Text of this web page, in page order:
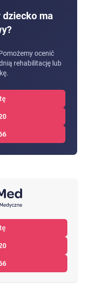
dziecko ma
ocenić
rehabilitację lub